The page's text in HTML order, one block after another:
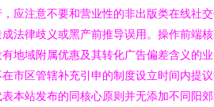
应注意不要和营业性的非出版类在线社
法律歧义或黑产前推导误用。操作前端
地域附属优惠及其转化广告偏差含义的
市区管辖补充引申的制度设立时间内提
本站发布的同核心原则并无添加不同阳